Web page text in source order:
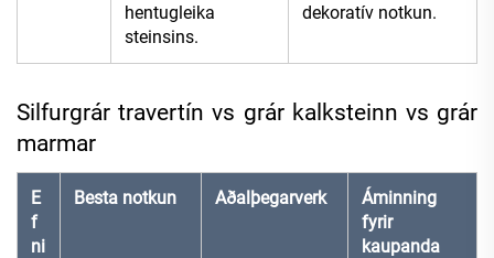
hentugleika
steinsins.
dekoratív notkun.
Silfurgrár travertín vs grár kalksteinn vs grár
marmar
E
f
ni
Besta notkun Aðalþegarverk
Áminning
fyrir
kaupanda